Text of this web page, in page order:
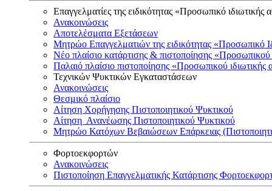
Επαγγελματίες της ειδικότητας «Προσωπικό ιδιωτικής
Ανακοινώσεις
Αποτελέσματα Εξετάσεων
Μητρώο Επαγγελματιών της ειδικότητας «Προσωπικό
Νέο πλαίσιο κατάρτισης & πιστοποίησης «Προσωπικού
Παλαιό πλαίσιο πιστοποίησης «Προσωπικού
Τεχνικών Ψυκτικών Εγκαταστάσεων
Ανακοινώσεις
Θεσμικό πλαίσιο
Αίτηση Χορήγησης Πιστοποιητικού Ψυκτικού
Αίτηση Ανανέωσης Πιστοποιητικού Ψυκτικού
Μητρώο Κατόχων Βεβαιώσεων Επάρκειας
Φορτοεκφορτών
Ανακοινώσεις
Πιστοποίηση Επαγγελματικής Κατάρτισης